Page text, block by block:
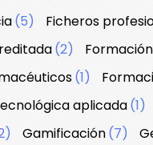
(5)
Ficheros
(2)
(1)
aplicada(1)
Gamificación(7)